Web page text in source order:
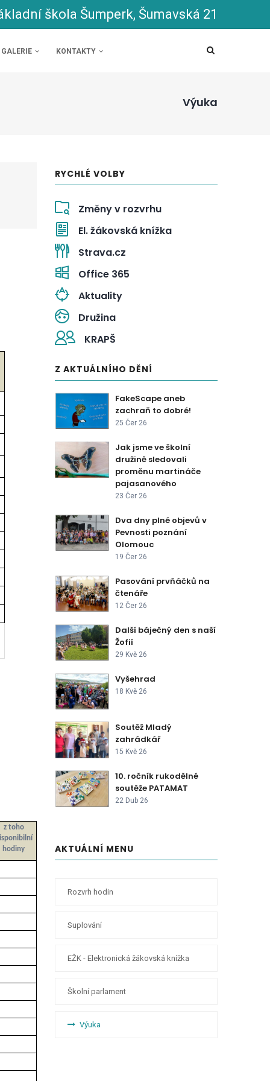
škola Šumperk, Šumavská 21
GALERIE KONTAKTY
Výuka
z toho
hodiny
RYCHLÉ VOLBY
Změny v rozvrhu
El. žákovská knížka
Strava.cz
Office 365
Aktuality
Družina
KRAPŠ
Z AKTUÁLNÍHO DĚNÍ
FakeScape aneb
zachraň to dobré!
25 Čer 26
Jak jsme ve školní
družině sledovali
proměnu martináče
pajasanového
23 Čer 26
Dva dny plné objevů v
Pevnosti poznání
Olomouc
19 Čer 26
Pasování prvňáčků na
čtenáře
12 Čer 26
Další báječný den s naší
Žofií
29 Kvě 26
Vyšehrad
18 Kvě 26
Soutěž Mladý
zahrádkář
15 Kvě 26
10. ročník rukodělné
soutěže PATAMAT
22 Dub 26
AKTUÁLNÍ MENU
RYCHLÉ
BOČNÍ
Rozvrh hodin
Suplování
EŽK - Elektronická žákovská knížka
Školní parlament
Výuka